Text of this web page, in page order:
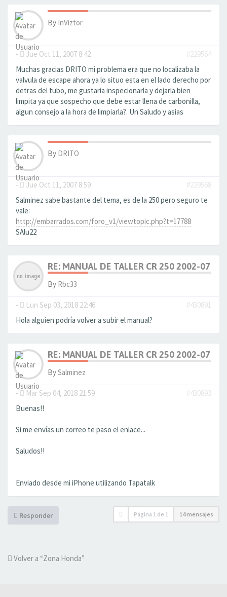
By InViztor
- Jue Oct 11, 2007 8:42
#229564
Muchas gracias DRITO mi problema era que no localizaba la
valvula de escape ahora ya lo situo esta en el lado derecho por
detras del tubo, me gustaria inspecionarla y dejarla bien
limpita ya que sospecho que debe estar llena de carbonilla,
algun consejo a la hora de limpiarla?. Un Saludo y asias
By DRITO
- Jue Oct 11, 2007 8:59
#229568
Salminez sabe bastante del tema, es de la 250 pero seguro te
vale:
http://embarrados.com/foro_v1/viewtopic.php?t=17788
SAlu22
RE: MANUAL DE TALLER CR 250 2002-07
By Rbc33
- Lun Sep 03, 2018 22:46
#430891
Hola alguien podría volver a subir el manual?
RE: MANUAL DE TALLER CR 250 2002-07
BySalminez
- Mar Sep 04, 2018 21:59
#430893
Buenas!!
Si me envías un correo te paso el enlace...
Saludos!!
Enviado desde mi iPhone utilizando Tapatalk
Responder Página 1 de 1 14 mensajes
Volver a “Zona Honda”